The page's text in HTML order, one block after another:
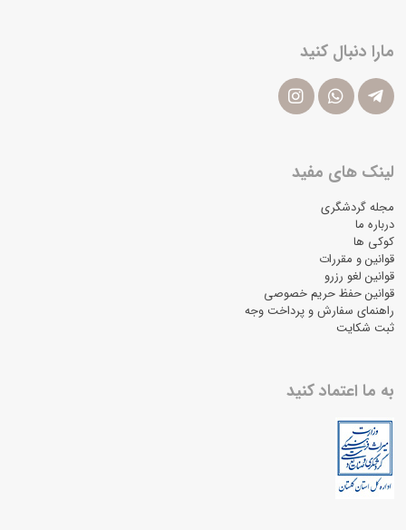
مارا دنبال کنید
لینک های مفید
مجله گردشگری
درباره ما
کوکی ها
قوانین و مقررات
قوانین لغو رزرو
قوانین حفظ حریم خصوصی
راهنمای سفارش و پرداخت وجه
ثبت شکایت
به ما اعتماد کنید